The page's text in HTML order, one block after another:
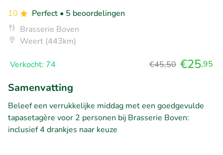
10 Perfect • 5 beoordelingen
Brasserie Boven
Weert (443km)
Verkocht: 74 €45,50 €25,95
Samenvatting
Beleef een verrukkelijke middag met een goedgevulde
tapasetagère voor 2 personen bij Brasserie Boven:
inclusief 4 drankjes naar keuze